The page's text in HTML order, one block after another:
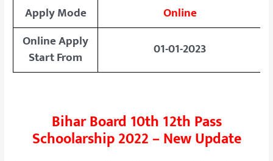
Apply Mode
Online
Online Apply
Start From
01-01-2023
Bihar Board 10th 12th Pass
Schoolarship 2022 – New Update